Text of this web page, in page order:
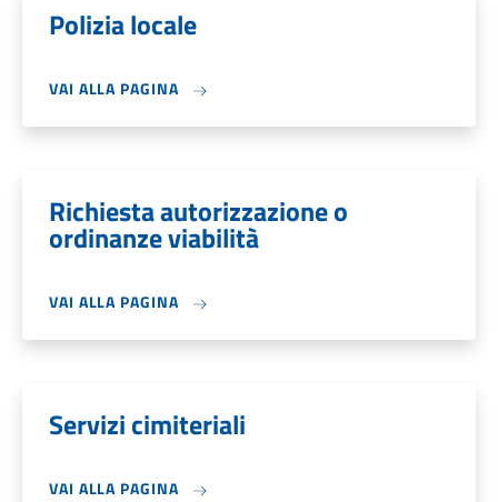
Polizia locale
VAI ALLA PAGINA
Richiesta autorizzazione o
ordinanze viabilità
VAI ALLA PAGINA
Servizi cimiteriali
VAI ALLA PAGINA